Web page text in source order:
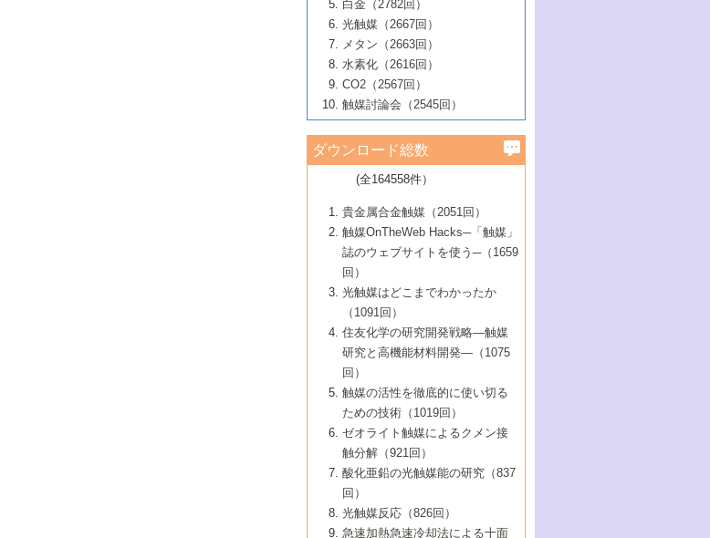
B号 第123回触媒討論会（2019年・大阪
B号 第119回触媒討論会（2017年・首都
大学東京）
者たち～（2）
5号 触媒研究の最先端～とびたて若き研究
者たち～（3）
6号 イオニクス材料と燃料電池・電解合成
の最新の研究動向
B号 第117回触媒討論会（2016年・大阪府
立大学）
5号 工業触媒およびその周辺技術の最近の
進歩
6号 ナノシート
B号 第115回触媒討論会（2015年・成蹊大
4号 人工光合成に向けた近年のアプローチ
5号 未利用熱エネルギーの有効活用に貢献
する触媒技術
6号 ポリオキソメタレート
B号 第113回触媒討論会（2014年・ロワジ
ールホテル豊橋）
3号 天然ガスの化学工業的展開に関する触
媒技術
4号 貴金属触媒の精密構造制御とその活用
5号 バイオマス化成品製造のための固体触
6号 ナノ空間─吸着状態解析から新機能開拓
B号 第111回触媒討論会（2013年・関西大
2号 第109回触媒討論会
3号 貴金属低減技術の最新動向
4号 貴金属代替技術の最新動向
5号 光触媒による物質変換反応の新展開
6号 グラフェン
7号 水素を利用する化成品合成の新潮流
2号 第107回触媒討論会
3号 触媒のその場観察法の進歩（１）
4号 触媒のその場観察法の進歩（２）
5号 不活性結合の触媒的活性化による有機
合成
6号 新しい固体酸触媒技術
7号 ゼオライト合成における最近の進歩
1号 触媒の劣化対策と長寿命触媒開発
2号 第105回触媒討論会
3号 ナノ構造が拓く新機能
4号 活性サイトおよびその環境の精密な設
計による触媒の高機能化
5号 触媒を有効に使うための技術
7号 有機分子触媒による精密有機合成
8号 高機能化ポリオレフィンに向けた重合
触媒の最近の進展
1号 炭素材料－熱い注目を集める材料－
2号 第103回触媒討論会
3号 環境浄化用光触媒の現状と課題
4号 水素社会の実現に向けた水素製造・貯
蔵技術の進歩
5号 CO2が関わる触媒・材料
7号 持続可能社会実現のための触媒および
触媒関連技術
▼50巻（2008年）
1号 触媒化学と学会のこの10年，半世紀，
そして未来
2号 第101回触媒討論会
4号 錯体を利用したユニークな表面構造の
構築と機能
5号 若手会員による触媒研究の未来展望1：
企業編
6号 第102回触媒討論会
7号 触媒・化学反応における計算化学の進
8号 若手研究者による触媒研究の未来展望
2：大学・研究所編
▼49巻（2007年）
1号 含フッ素化合物の合成と触媒
2号 第99回触媒討論会
3号 実用的ファインケミカル合成プロセス
を実現する触媒
5号 こんな物質，あんな物質―新たな触媒
の可能性―
7号 『結晶の化学』を活かした触媒研究
8号 イオン液体の応用
▼48巻（2006年）
1号 固体酸触媒の最近の進歩
2号 第97回触媒討論会
3号 リビング重合触媒の最近の展開
5号 水素製造・貯蔵のための触媒技術の新
しい展開
6号 第98回触媒討論会
7号 基礎化学品製造の触媒技術
8号 多機能型リアクター
1号 最近の触媒担体とその効果
2号 第95回触媒討論会
4号 水分解用光触媒材料
5号 時間分解分光の進歩と応用
6号 第96回触媒討論会
8号 超臨界流体を用いた化学プロセスの新
▼46巻（2004年）
1号 部分酸化反応触媒の最前線
2号 第93回触媒討論会
3号 特殊エネルギー場の触媒反応
4号 生体内における金属の触媒作用
5号 ファインケミカルズの展開に寄与する
6号 第94回触媒討論会
7号 サブナノレベルでみた新しい表面現象
8号 オレフィン重合触媒の新たな展
▼45巻（2003年）
1号 なぜこの触媒が良いのか？
2号 第91回触媒討論会
3号 最近の自動車排ガス処理技術
4号 触媒研究の現状と将来─第90回触媒討論
5号 基礎化学品製造の触媒技術
6号 第92回触媒討論会
7号 基礎化学品製造の触媒技術
8号 資源の循環と触媒技術
▼44巻（2002年）
1号 高次制御された触媒の化学
2号 第89回触媒討論会
3号 触媒を利用した電気化学の新展開
4号 ナノ材料の調製と機能化
5号 こんな触媒が欲しい
6号 第90回触媒討論会
7号 触媒研究と学術雑誌/情報
8号 若い世代からみた触媒化学の現状と未
▼43巻（2001年）
1号 グリーンケミストリーと触媒
2号 第87回触媒討論会特集号
3号 生体触媒とバイオプロセス
4号 水素製造・利用の触媒化学
5号 触媒研究における新しい切り口：コン
ビナトリアルケミストリー
6号 第88回触媒討論会特集号
7号 企業における触媒研究のブレークスル
8号 この材料を触媒として使ってみません
▼42巻（2000年）
1号 触媒反応工学の明日を拓く
2号 第85回触媒討論会
3号 反応ダイナミクス
5号 触媒のおもしろさをどのように伝える
6号 第86回触媒討論会
7号 水素化精製触媒の新しい展開
8号 新しい反応性と機能性を目指した金属
クラスタ-化学
▼41巻（1999年）
1号 孔、穴、あな?-特異な空間とその利用-
2号 第83回触媒討論会
3号 均一系触媒反応最前線
4号 実用炭素材料の新展開
5号 研究の方法論を考える
7号 機能性金属材料と触媒
8号 触媒研究へのNMRの応用と展望
▼40巻（1998年）
進展と21世紀への提言/創立40周年記念・触
媒学会この10年の歩みとこれから/創立40周
2号 第81回触媒討論会
3号 計算機触媒化学へのさそい
4号 触媒劣化の制御と予測
5号 最新の実用プロセスと触媒
6号 第82回触媒討論会
1号 均一系と不均一系触媒反応-その特徴と
接点
2号 第79回触媒討論会
3号 最新NO除去触媒の実用化研究
4号 新しい反応場を目指した触媒調製
5号 反応・分離技術の新しい展開
6号 第80回触媒討論会
▼38巻（1996年）
1号 触媒の構造と触媒作用/C1化学を中心と
する21世紀への触媒
3号 オリンピックメダル:金・銀・銅はどん
な触媒作用を示すか
4号 触媒作用における機能の複合化
▼37巻（1995年）
1号 ファインケミカルズと固体触媒
2号 第75回触媒討論会
3号 希土類を利用した触媒
4号 触媒とリサイクル
5号 エネルギー変換触媒
▼36巻（1994年）
1号 電気化学と触媒
2号 第73回触媒討論会
3号 C4化学の展開
4号 《通常号》
▼35巻（1993年）
1号 工業触媒開発マニュアル―探索から工
業化まで
2号 第71回触媒討論会
▼34巻（1992年）
1号 インパクトを与えたこの研究
2号 第69回触媒討論会
▼33巻（1991年）
1号 触媒プロセス開発マニュアル―探索か
▼32巻（1990年）
白金（2782回）
光触媒（2667回）
メタン（2663回）
水素化（2616回）
CO2（2567回）
触媒討論会（2545回）
ダウンロード総数
(全164558件）
貴金属合金触媒（2051回）
触媒OnTheWeb Hacks─「触媒」
誌のウェブサイトを使う─（1659
回）
光触媒はどこまでわかったか
（1091回）
住友化学の研究開発戦略―触媒
研究と高機能材料開発―（1075
回）
触媒の活性を徹底的に使い切る
ための技術（1019回）
ゼオライト触媒によるクメン接
触分解（921回）
酸化亜鉛の光触媒能の研究（837
回）
光触媒反応（826回）
急速加熱急速冷却法による十面